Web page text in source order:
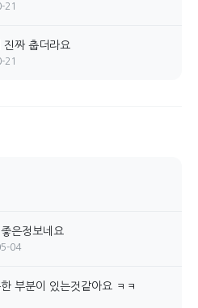
21
진짜 춥더라요
21
은정보네요
04
부분이 있는것같아요 ㅋㅋ